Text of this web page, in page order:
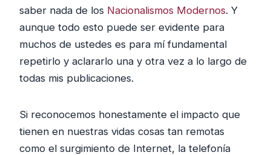
saber nada de los Nacionalismos Modernos. Y
aunque todo esto puede ser evidente para
muchos de ustedes es para mí fundamental
repetirlo y aclararlo una y otra vez a lo largo de
todas mis publicaciones.
Si reconocemos honestamente el impacto que
tienen en nuestras vidas cosas tan remotas
como el surgimiento de Internet, la telefonía